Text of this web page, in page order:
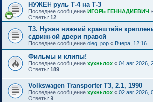
НУЖЕН руль Т-4 на Т-3
Последнее сообщение ИГОРЬ ГЕННАДИЕВИЧ «
Ответы: 12
Т3. Нужен нижний кранштейн
сдвижной двери правой
Последнее сообщение oleg_pop « Вчера, 12:16
Фильмы и клипы!
Последнее сообщение хухнилох « 04 авг 2026,
Ответы: 189
Volkswagen Transporter T3, 2.1, 1990
Последнее сообщение хухнилох « 02 авг 2026,
Ответы: 9